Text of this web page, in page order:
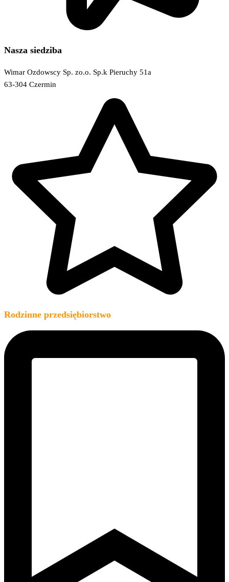
Nasza siedziba
Wimar Ozdowscy Sp. zo.o. Sp.k Pieruchy 51a
63-304 Czermin
Rodzinne przedsiębiorstwo